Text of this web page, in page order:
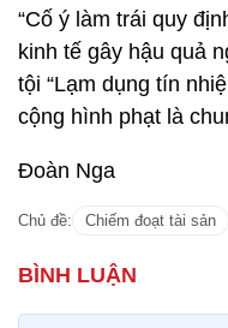
“Cố ý làm trái quy
kinh tế gây hậu quả
tội “Lạm dụng tín
cộng hình phạt là
Đoàn Nga
Chủ đề: Chiếm đoạt tài sản